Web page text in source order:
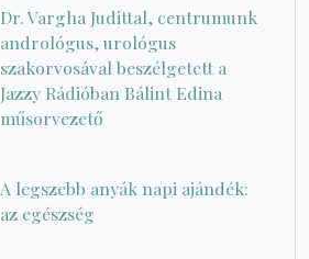
Dr. Vargha Judittal, centrumunk
andrológus, urológus
szakorvosával beszélgetett a
Jazzy Rádióban Bálint Edina
műsorvezető
A legszebb anyák napi ajándék:
az egészség